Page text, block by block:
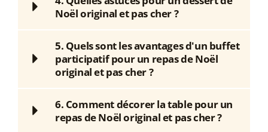
Noël original et pas cher ?
5. Quels sont les avantages d'un buffet
participatif pour un repas de Noël
original et pas cher ?
6. Comment décorer la table pour un
repas de Noël original et pas cher ?